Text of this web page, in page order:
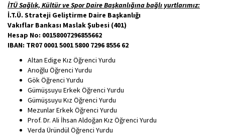
İTÜ Sağlık, Kültür ve Spor Daire Başkanlığına bağlı yurtlarımız:
İ.T.Ü. Strateji Geliştirme Daire Başkanlığı
Vakıflar Bankası Maslak Şubesi (401)
Hesap No: 00158007296855662
IBAN: TR07 0001 5001 5800 7296 8556 62
Altan Edige Kız Öğrenci Yurdu
Arıoğlu Öğrenci Yurdu
Gök Öğrenci Yurdu
Gümüşsuyu Erkek Öğrenci Yurdu
Gümüşsuyu Kız Öğrenci Yurdu
Mezunlar Erkek Öğrenci Yurdu
Prof. Dr. Ali İhsan Aldoğan Kız Öğrenci Yurdu
Verda Üründül Öğrenci Yurdu